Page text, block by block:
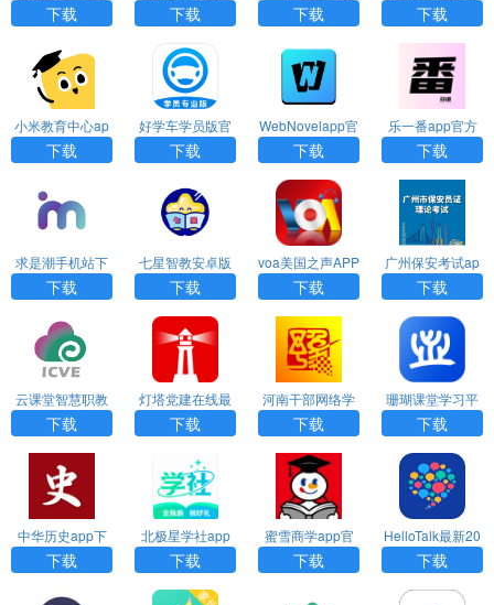
方最新版下载
下载
下载
下载
最新版下载
下载
台官方版app下
载
下载
小米教育中心ap
p手机版下载
下载
好学车学员版官
网app下载
下载
WebNovelapp官
方安卓最新版下
载
下载
乐一番app官方
版下载
下载
求是潮手机站下
载
下载
七星智教安卓版
下载
下载
voa美国之声APP
安卓最新版下载
下载
广州保安考试ap
p官方版下载
下载
云课堂智慧职教
安卓版下载
下载
灯塔党建在线最
新版下载
下载
河南干部网络学
院官网版下载
下载
珊瑚课堂学习平
台官方版下载
下载
中华历史app下
载
下载
北极星学社app
下载
下载
蜜雪商学app官
方版下载
下载
HelloTalk最新20
25版下载
下载